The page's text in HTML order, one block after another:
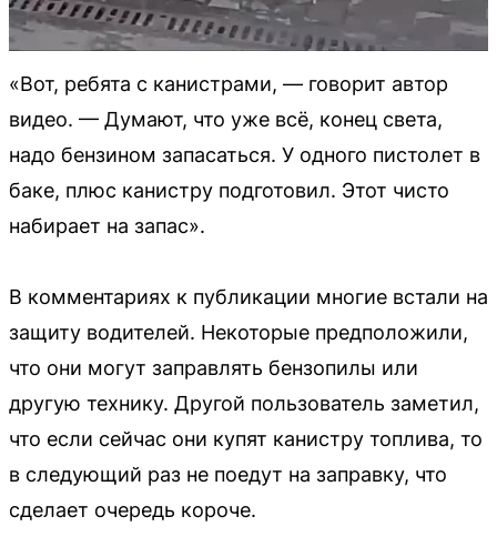
«Вот, ребята с канистрами, — говорит автор
видео. — Думают, что уже всё, конец света,
надо бензином запасаться. У одного пистолет в
баке, плюс канистру подготовил. Этот чисто
набирает на запас».
В комментариях к публикации многие встали на
защиту водителей. Некоторые предположили,
что они могут заправлять бензопилы или
другую технику. Другой пользователь заметил,
что если сейчас они купят канистру топлива, то
в следующий раз не поедут на заправку, что
сделает очередь короче.